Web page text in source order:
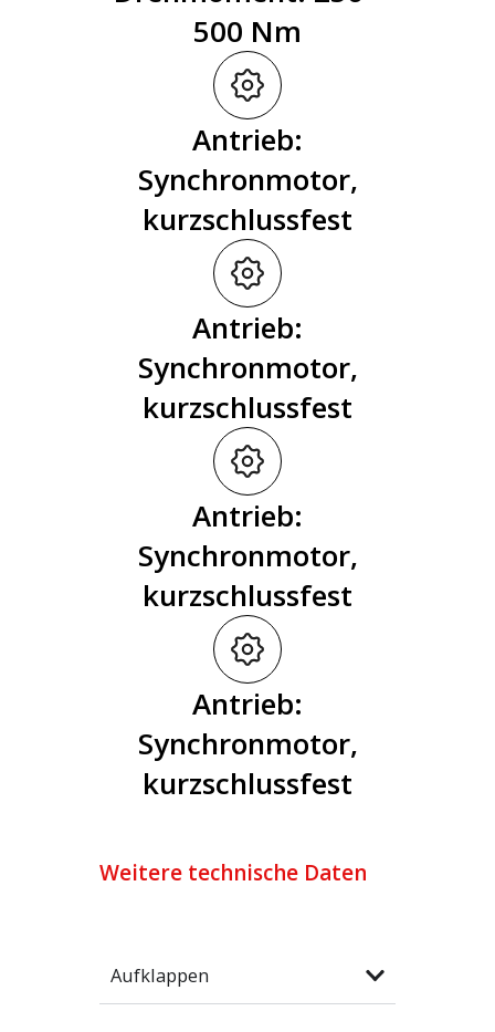
500 Nm
Antrieb:
Synchronmotor,
kurzschlussfest
Antrieb:
Synchronmotor,
kurzschlussfest
Antrieb:
Synchronmotor,
kurzschlussfest
Antrieb:
Synchronmotor,
kurzschlussfest
Weitere technische Daten
Aufklappen